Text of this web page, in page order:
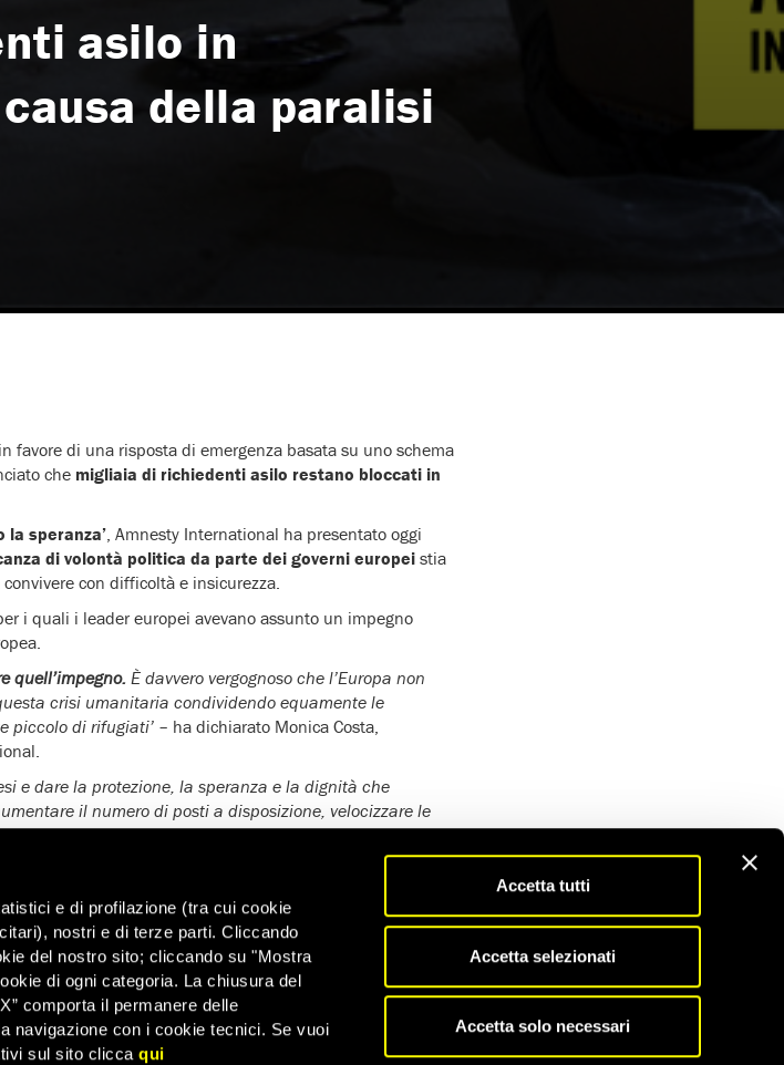
e di profilazione (tra cui cookie
nostri e di terze parti. Cliccando
del nostro sito; cliccando su "Mostra
di ogni categoria. La chiusura del
comporta il permanere delle
navigazione con i cookie tecnici. Se vuoi
sul sito cliccaqui
Accetta tutti
Accetta selezionati
Accetta solo necessari
asilo in
della paralisi
favore di una risposta di emergenza basata su uno schema
che migliaia di richiedenti asilo restano bloccati in
la speranza’, Amnesty International ha presentato oggi
di volontà politica da parte dei governi europei stia
con difficoltà e insicurezza.
i quali i leader europei avevano assunto un impegno
quell’impegno. È davvero vergognoso che l’Europa non
crisi umanitaria condividendo equamente le
piccolo di rifugiati’ – ha dichiarato Monica Costa,
e dare la protezione, la speranza e la dignità che
il numero di posti a disposizione, velocizzare le
rapide e accessibili per la riunificazione familiare’–
Tel. 06 4490224 – cell. 348 6974361, e-mail: